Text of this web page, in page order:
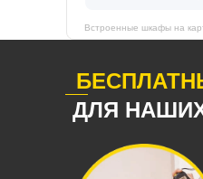
Встроенные шкафы на
ДЛЯ